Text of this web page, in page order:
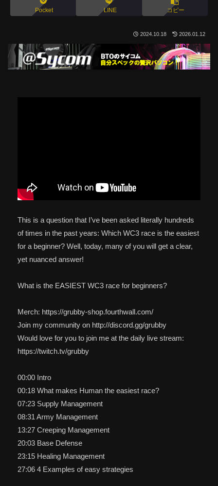
Pocket LINE コピー
2024.10.18 2026.01.12
This is a question that I’ve been asked literally hundreds
of times in the past years: Which WC3 race is the easiest
for a beginner? Well, today, many of you will get a clear,
yet nuanced answer!
What is the EASIEST WC3 race for beginners?
Merch: https://grubby-shop.fourthwall.com/
Join my community on http://discord.gg/grubby
Would love for you to join me at the daily live stream:
https://twitch.tv/grubby
00:00 Intro
00:18 What makes Human the easiest race?
07:23 Supply Management
08:31 Army Management
13:27 Creeping Management
20:03 Base Defense
23:15 Healing Management
27:06 4 Examples of easy strategies